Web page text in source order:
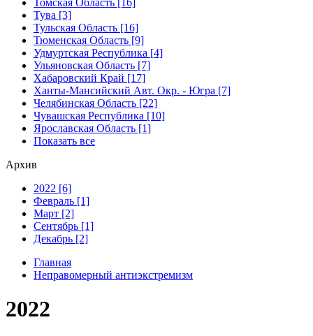
Томская Область [16]
Тува [3]
Тульская Область [16]
Тюменская Область [9]
Удмуртская Республика [4]
Ульяновская Область [7]
Хабаровский Край [17]
Ханты-Мансийский Авт. Окр. - Югра [7]
Челябинская Область [22]
Чувашская Республика [10]
Ярославская Область [1]
Показать все
Архив
2022 [6]
Февраль [1]
Март [2]
Сентябрь [1]
Декабрь [2]
Главная
Неправомерный антиэкстремизм
2022